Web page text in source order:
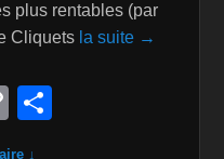
plus rentables (par
Cliquets la suite →
C
o
↓